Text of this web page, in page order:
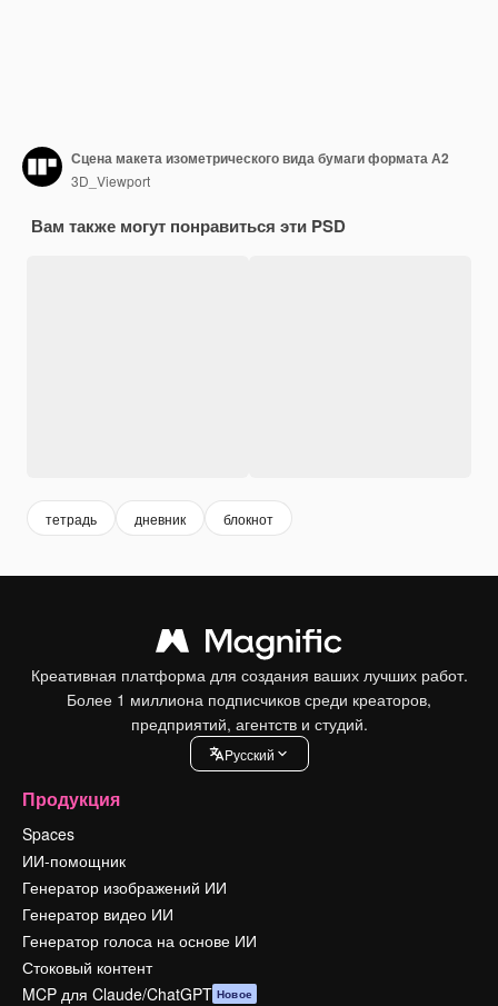
Сцена макета изометрического вида бумаги формата А2
3D_Viewport
Вам также могут понравиться эти PSD
тетрадь дневник блокнот
Креативная платформа для создания ваших лучших работ.
Более 1 миллиона подписчиков среди креаторов,
предприятий, агентств и студий.
Pусский
Продукция
Spaces
ИИ-помощник
Генератор изображений ИИ
Генератор видео ИИ
Генератор голоса на основе ИИ
Стоковый контент
MCP для Claude/ChatGPT Новое